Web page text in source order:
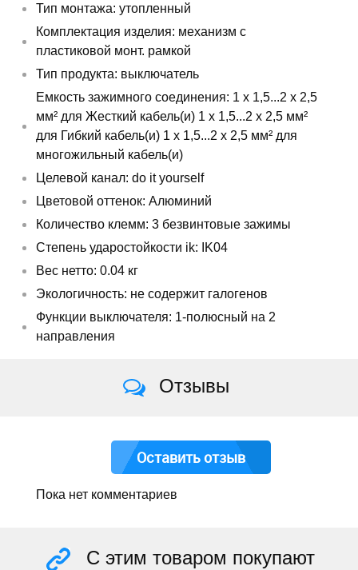
Тип монтажа: утопленный
Комплектация изделия: механизм с
пластиковой монт. рамкой
Тип продукта: выключатель
Емкость зажимного соединения: 1 x 1,5...2 x 2,5
мм² для Жесткий кабель(и) 1 x 1,5...2 x 2,5 мм²
для Гибкий кабель(и) 1 x 1,5...2 x 2,5 мм² для
многожильный кабель(и)
Целевой канал: do it yourself
Цветовой оттенок: Алюминий
Количество клемм: 3 безвинтовые зажимы
Степень ударостойкости ik: IK04
Вес нетто: 0.04 кг
Экологичность: не содержит галогенов
Функции выключателя: 1-полюсный на 2
направления
Отзывы
Оставить отзыв
Пока нет комментариев
С этим товаром покупают